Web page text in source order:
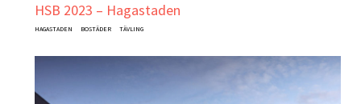
HSB 2023 – Hagastaden
HAGASTADEN BOSTÄDER TÄVLING